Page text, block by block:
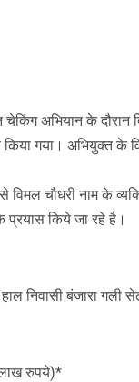
चेकिंग अभियान के
गया। अभियुक्त के
विमल चौधरी नाम के
प्रयास किये जा रहे है।
निवासी बंजारा गली
रुपये)*